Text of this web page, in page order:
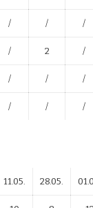
/ / /
/ 2 /
/ / /
/ / /
11.05. 28.05.